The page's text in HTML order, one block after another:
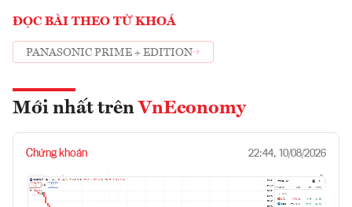
ĐỌC BÀI THEO TỪ KHOÁ
PANASONIC PRIME + EDITION
Mới nhất trên VnEconomy
Chứng khoán 22:44, 10/08/2026